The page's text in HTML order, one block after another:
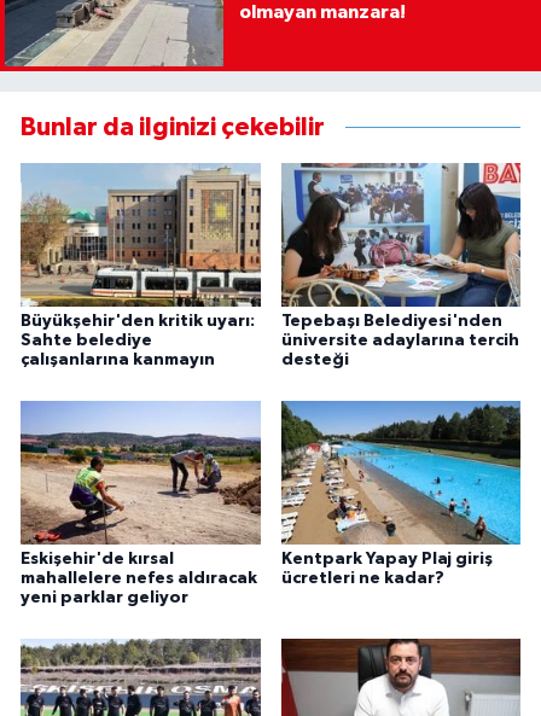
olmayan manzara!
Bunlar da ilginizi çekebilir
Büyükşehir'den kritik uyarı:
Sahte belediye
çalışanlarına kanmayın
Tepebaşı Belediyesi'nden
üniversite adaylarına tercih
desteği
Eskişehir'de kırsal
mahallelere nefes aldıracak
yeni parklar geliyor
Kentpark Yapay Plaj giriş
ücretleri ne kadar?